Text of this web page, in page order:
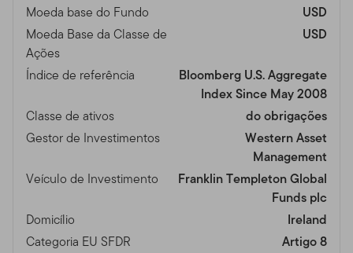
Moeda base do Fundo
USD
Moeda Base da Classe de
Ações
USD
Índice de referência
Bloomberg U.S. Aggregate
Index Since May 2008
Classe de ativos
do obrigações
Gestor de Investimentos
Western Asset
Management
Veículo de Investimento
Franklin Templeton Global
Funds plc
Domicílio
Ireland
Categoria EU SFDR
Artigo 8